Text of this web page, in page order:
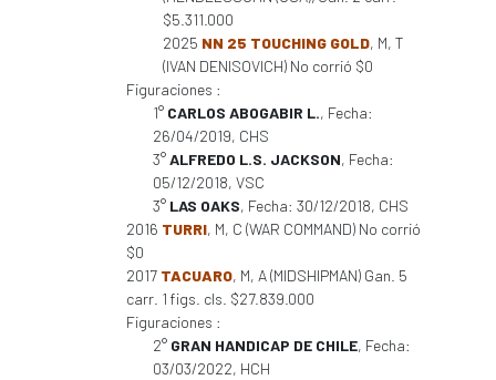
$5.311.000
2025 NN 25 TOUCHING GOLD, M, T
(IVAN DENISOVICH) No corrió $0
Figuraciones :
1° CARLOS ABOGABIR L., Fecha:
26/04/2019, CHS
3°ALFREDO L.S. JACKSON, Fecha:
05/12/2018, VSC
3° LAS OAKS, Fecha: 30/12/2018, CHS
2016 TURRI, M, C (WAR COMMAND) No corrió
$0
2017 TACUARO, M, A (MIDSHIPMAN) Gan. 5
carr. 1 figs. cls. $27.839.000
Figuraciones :
2° GRAN HANDICAP DE CHILE, Fecha:
03/03/2022, HCH